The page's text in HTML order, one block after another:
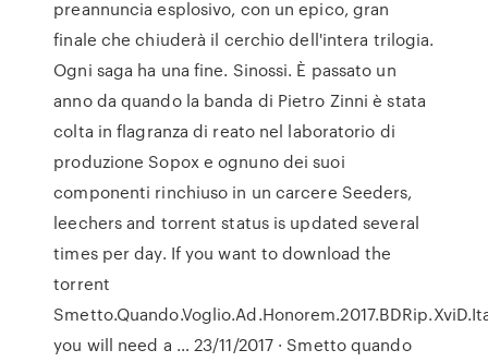
preannuncia esplosivo, con un epico, gran
finale che chiuderà il cerchio dell'intera trilogia.
Ogni saga ha una fine. Sinossi. È passato un
anno da quando la banda di Pietro Zinni è stata
colta in flagranza di reato nel laboratorio di
produzione Sopox e ognuno dei suoi
componenti rinchiuso in un carcere Seeders,
leechers and torrent status is updated several
times per day. If you want to download the
torrent
you will need a … 23/11/2017 · Smetto quando